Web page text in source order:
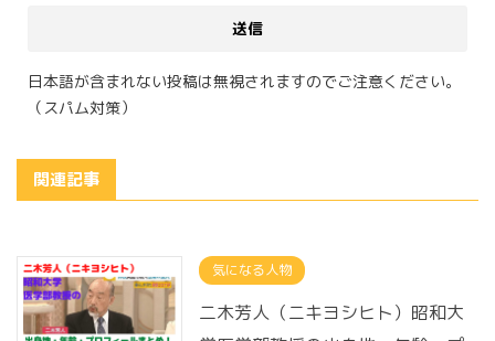
日本語が含まれない投稿は無視されますのでご注意ください。
（スパム対策）
関連記事
気になる人物
二木芳人（ニキヨシヒト）昭和大